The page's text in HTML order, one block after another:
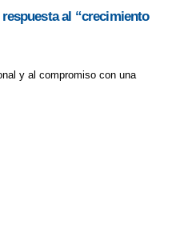
al “crecimiento
y al compromiso con una